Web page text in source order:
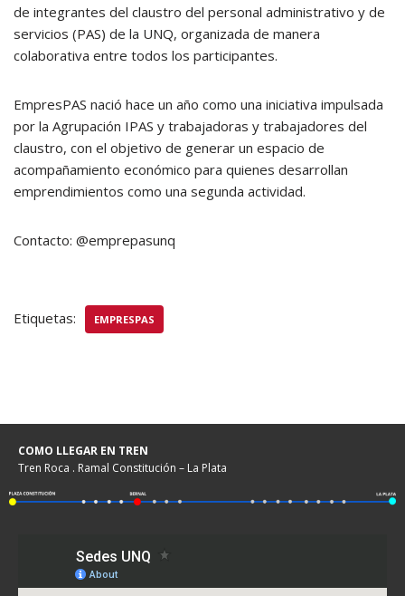
de integrantes del claustro del personal administrativo y de
servicios (PAS) de la UNQ, organizada de manera
colaborativa entre todos los participantes.
EmpresPAS nació hace un año como una iniciativa impulsada
por la Agrupación IPAS y trabajadoras y trabajadores del
claustro, con el objetivo de generar un espacio de
acompañamiento económico para quienes desarrollan
emprendimientos como una segunda actividad.
Contacto: @emprepasunq
Etiquetas: EMPRESPAS
COMO LLEGAR EN TREN
Tren Roca . Ramal Constitución – La Plata